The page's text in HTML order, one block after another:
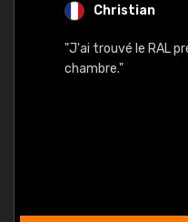
Christian
"J'ai trouvé le RAL
chambre."